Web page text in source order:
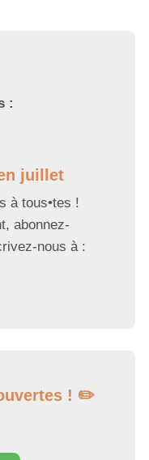
:
juillet
à tous•tes !
abonnez-
nous à :
! ✏️